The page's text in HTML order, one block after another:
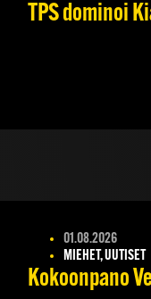
TPS dominoi
01.08.2026
MIEHET, UUTISET
Kokoonpano